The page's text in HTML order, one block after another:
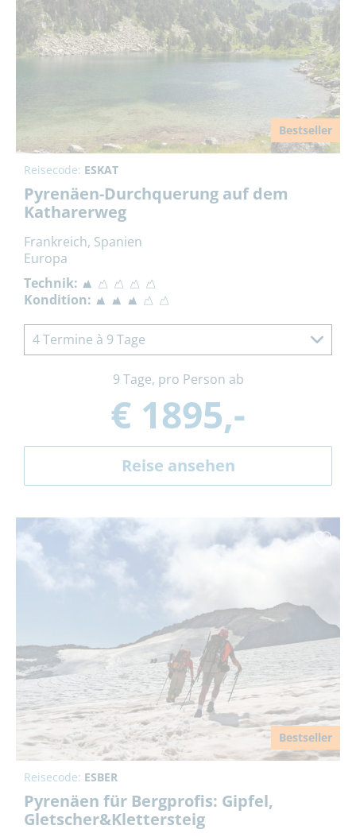
Bestseller
Reisecode: ESKAT
Pyrenäen-Durchquerung auf dem
Katharerweg
Frankreich, Spanien
Europa
Technik:
Kondition:
4 Termine à 9 Tage
9 Tage, pro Person ab
€ 1895,-
Reise ansehen
Bestseller
Reisecode: ESBER
Pyrenäen für Bergprofis: Gipfel,
Gletscher&Klettersteig